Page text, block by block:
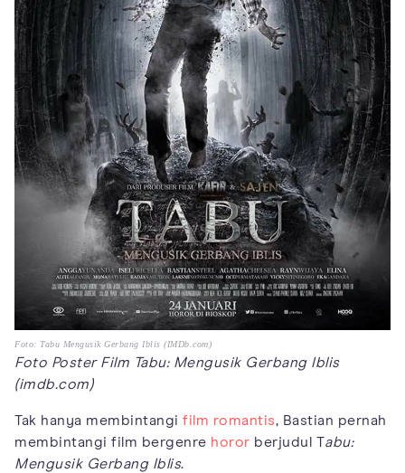
Foto: Tabu Mengusik Gerbang Iblis (IMDb.com)
Foto Poster Film Tabu: Mengusik Gerbang Iblis
(imdb.com)
Tak hanya membintangi film romantis, Bastian pernah
membintangi film bergenre horor berjudul Tabu:
Mengusik Gerbang Iblis.